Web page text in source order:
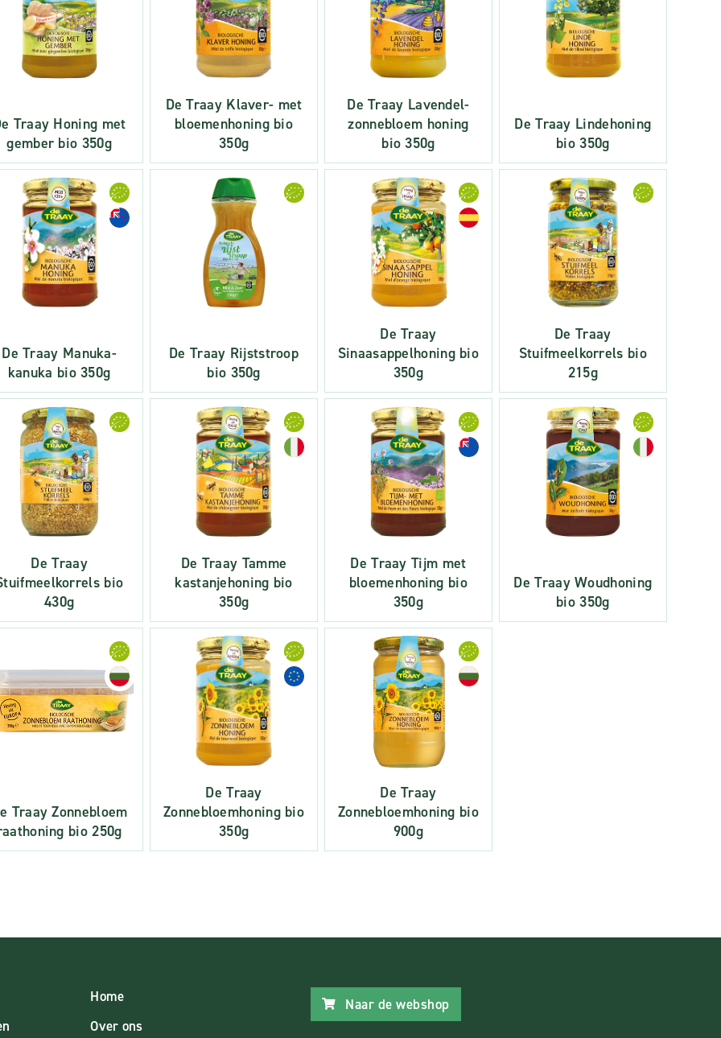
Traay Honing met
gember bio 350g
De Traay Klaver- met
bloemenhoning bio
350g
De Traay Lavendel-
zonnebloem honing
bio 350g
De Traay Lindehoning
bio 350g
De Traay Manuka-
kanuka bio 350g
De Traay Rijststroop
bio 350g
De Traay
Sinaasappelhoning bio
350g
De Traay
Stuifmeelkorrels bio
215g
De Traay
bio
430g
De Traay Tamme
kastanjehoning bio
350g
De Traay Tijm met
bloemenhoning bio
350g
De Traay Woudhoning
bio 350g
Traay Zonnebloem
bio 250g
De Traay
Zonnebloemhoning bio
350g
De Traay
Zonnebloemhoning bio
900g
Home
Over ons
Naar de webshop